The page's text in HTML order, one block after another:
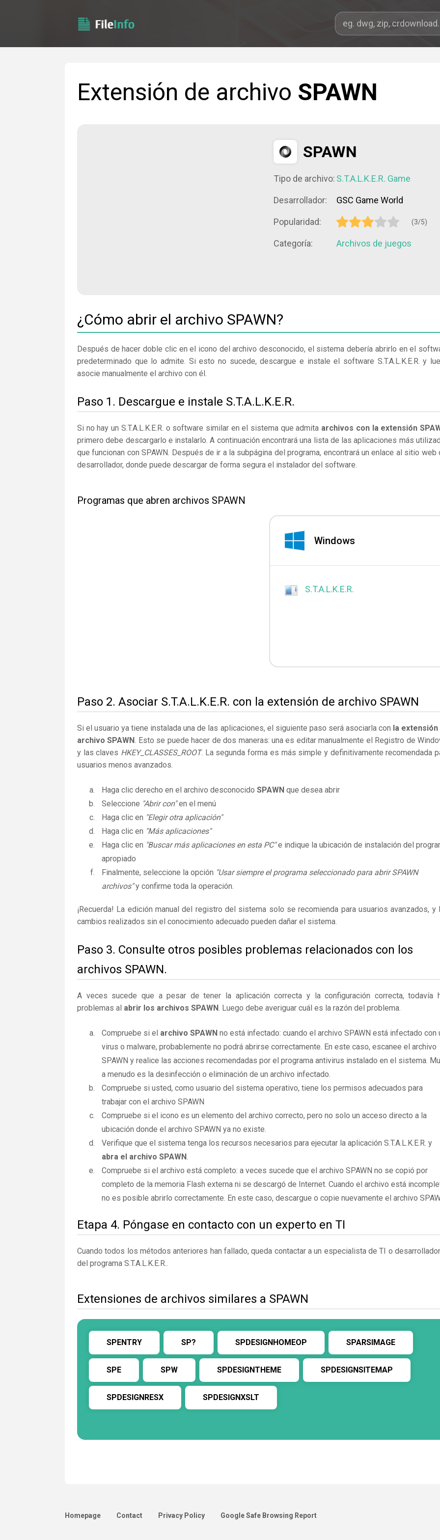
Extensión de archivo SPAWN
SPAWN
Tipo de archivo: S.T.A.L.K.E.R. Game
Desarrollador: GSC Game World
Popularidad: (3/5)
Categoría: Archivos de juegos
¿Cómo abrir el archivo SPAWN?
Después de hacer doble clic en el icono del archivo desconocido, el sistema debería abrirlo en el
predeterminado que lo admite. Si esto no sucede, descargue e instale el software S.T.A.L.K.E.R. y
asocie manualmente el archivo con él.
Paso 1. Descargue e instale S.T.A.L.K.E.R.
Si no hay un S.T.A.L.K.E.R. o software similar en el sistema que admita archivos con la extensión
primero debe descargarlo e instalarlo. A continuación encontrará una lista de las aplicaciones más
que funcionan con SPAWN. Después de ir a la subpágina del programa, encontrará un enlace al sitio web
desarrollador, donde puede descargar de forma segura el instalador del software.
Programas que abren archivos SPAWN
Windows
S.T.A.L.K.E.R.
Paso 2. Asociar S.T.A.L.K.E.R. con la extensión de archivo SPAWN
Si el usuario ya tiene instalada una de las aplicaciones, el siguiente paso será asociarla con la extensión
archivo SPAWN. Esto se puede hacer de dos maneras: una es editar manualmente el Registro de
y las claves HKEY_CLASSES_ROOT. La segunda forma es más simple y definitivamente recomendada
usuarios menos avanzados.
Haga clic derecho en el archivo desconocido SPAWN que desea abrir
Seleccione "Abrir con"en el menú
Haga clic en "Elegir otra aplicación"
Haga clic en "Más aplicaciones"
Haga clic en "Buscar más aplicaciones en esta PC"e indique la ubicación de instalación del
apropiado
Finalmente, seleccione la opción "Usar siempre el programa seleccionado para abrir SPAWN
archivos"y confirme toda la operación.
¡Recuerda! La edición manual del registro del sistema solo se recomienda para usuarios avanzados, y
cambios realizados sin el conocimiento adecuado pueden dañar el sistema.
Paso 3. Consulte otros posibles problemas relacionados con los
archivos SPAWN.
A veces sucede que a pesar de tener la aplicación correcta y la configuración correcta, todavía
problemas al abrir los archivos SPAWN. Luego debe averiguar cuál es la razón del problema.
Compruebe si el archivo SPAWN no está infectado: cuando el archivo SPAWN está infectado con
virus o malware, probablemente no podrá abrirse correctamente. En este caso, escanee el archivo
SPAWN y realice las acciones recomendadas por el programa antivirus instalado en el sistema.
a menudo es la desinfección o eliminación de un archivo infectado.
Compruebe si usted, como usuario del sistema operativo, tiene los permisos adecuados para
trabajar con el archivo SPAWN
Compruebe si el icono es un elemento del archivo correcto, pero no solo un acceso directo a la
ubicación donde el archivo SPAWN ya no existe.
Verifique que el sistema tenga los recursos necesarios para ejecutar la aplicación S.T.A.L.K.E.R. y
abra el archivo SPAWN.
Compruebe si el archivo está completo: a veces sucede que el archivo SPAWN no se copió por
completo de la memoria Flash externa ni se descargó de Internet. Cuando el archivo está
no es posible abrirlo correctamente. En este caso, descargue o copie nuevamente el archivo
Etapa 4. Póngase en contacto con un experto en TI
Cuando todos los métodos anteriores han fallado, queda contactar a un especialista de TI o
del programa S.T.A.L.K.E.R..
Extensiones de archivos similares a SPAWN
SPENTRY SP? SPDESIGNHOMEOP SPARSIMAGE
SPE SPW SPDESIGNTHEME SPDESIGNSITEMAP
SPDESIGNRESX SPDESIGNXSLT
Homepage Contact Privacy Policy Google Safe Browsing Report